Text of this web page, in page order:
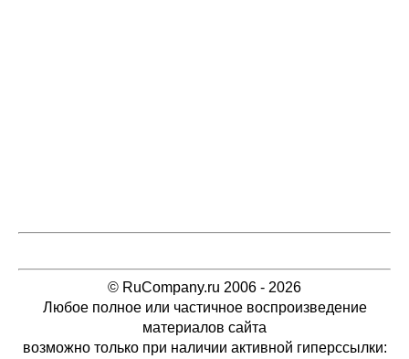
© RuCompany.ru 2006 - 2026
Любое полное или частичное воспроизведение
материалов сайта
возможно только при наличии активной гиперссылки: